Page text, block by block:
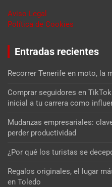
Aviso Legal
Política de Cookies
Entradas recientes
Recorrer Tenerife en moto, la
Comprar seguidores en
inicial a tu carrera como
Mudanzas empresariales:
perder productividad
¿Por qué los turistas se
Regalos originales, el lugar
en Toledo